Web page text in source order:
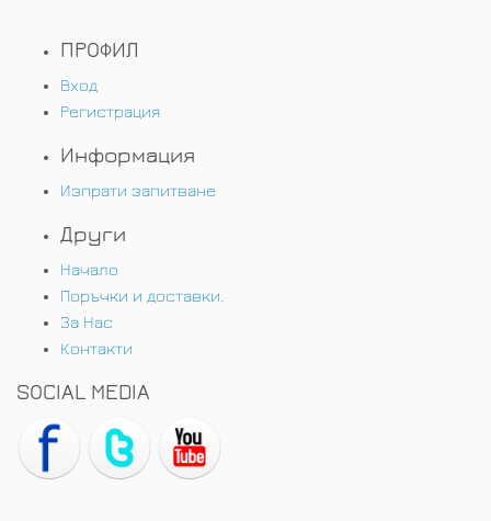
ПРОФИЛ
Вход
Регистрация
Информация
Изпрати запитване
Други
Начало
Поръчки и доставки.
За Нас
Контакти
SOCIAL MEDIA